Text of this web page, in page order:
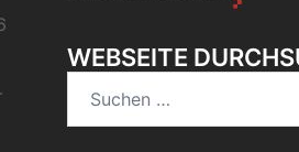
WEBSEITE